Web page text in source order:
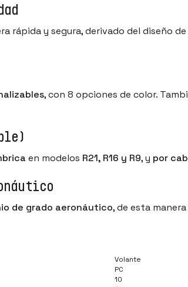
rápida y segura, derivado del diseño de
, con 8 opciones de color.
en modelos R21, R16 y R9, y por
de grado aeronáutico, de esta
Volante
PC
10